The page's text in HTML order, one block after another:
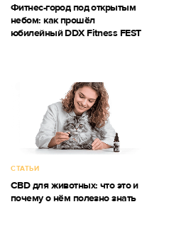
Фитнес-город под открытым
небом: как прошёл
юбилейный DDX Fitness FEST
СТАТЬИ
CBD для животных: что это и
почему о нём полезно знать